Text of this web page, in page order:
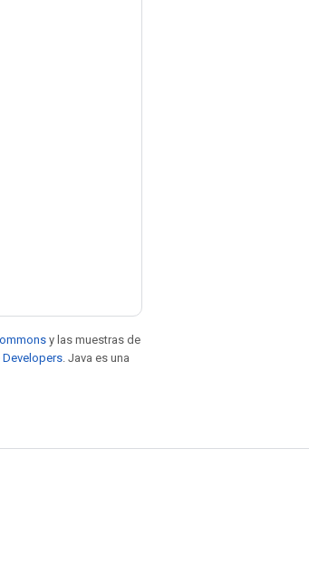
y las muestras de
. Java es una